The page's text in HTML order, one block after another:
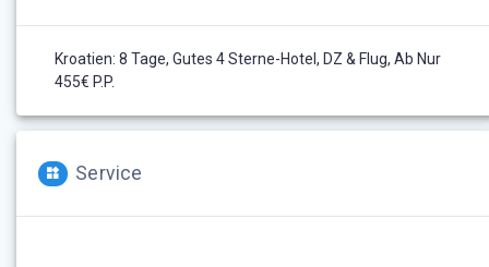
Kroatien: 8 Tage, Gutes 4 Sterne-Hotel, DZ & Flug, Ab Nur
455€ P.P.
Service